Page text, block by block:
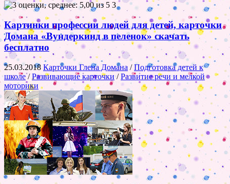
3
Картинки профессии людей для детей, карточки
Домана «Вундеркинд в пеленок» скачать
бесплатно
25.03.2018 Карточки Глена Домана /Подготовка детей к
школе/Развивающие карточки/Развитие речи и мелкой
моторики